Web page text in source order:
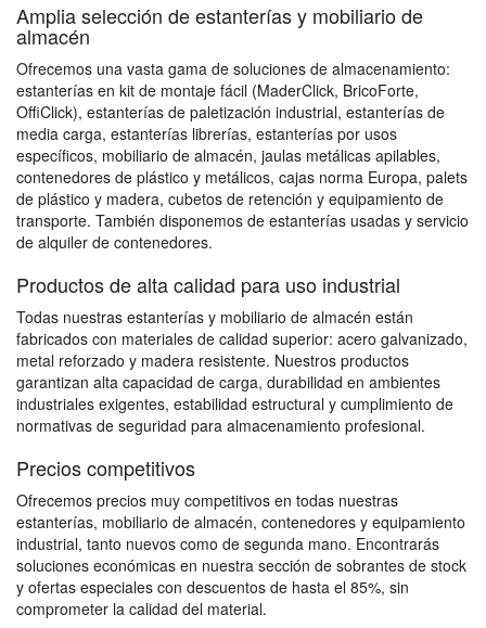
Amplia selección de estanterías y mobiliario de
almacén
Ofrecemos una vasta gama de soluciones de almacenamiento:
estanterías en kit de montaje fácil (MaderClick, BricoForte,
OffiClick), estanterías de paletización industrial, estanterías de
media carga, estanterías librerías, estanterías por usos
específicos, mobiliario de almacén, jaulas metálicas apilables,
contenedores de plástico y metálicos, cajas norma Europa, palets
de plástico y madera, cubetos de retención y equipamiento de
transporte. También disponemos de estanterías usadas y servicio
de alquiler de contenedores.
Productos de alta calidad para uso industrial
Todas nuestras estanterías y mobiliario de almacén están
fabricados con materiales de calidad superior: acero galvanizado,
metal reforzado y madera resistente. Nuestros productos
garantizan alta capacidad de carga, durabilidad en ambientes
industriales exigentes, estabilidad estructural y cumplimiento de
normativas de seguridad para almacenamiento profesional.
Precios competitivos
Ofrecemos precios muy competitivos en todas nuestras
estanterías, mobiliario de almacén, contenedores y equipamiento
industrial, tanto nuevos como de segunda mano. Encontrarás
soluciones económicas en nuestra sección de sobrantes de stock
y ofertas especiales con descuentos de hasta el 85%, sin
comprometer la calidad del material.